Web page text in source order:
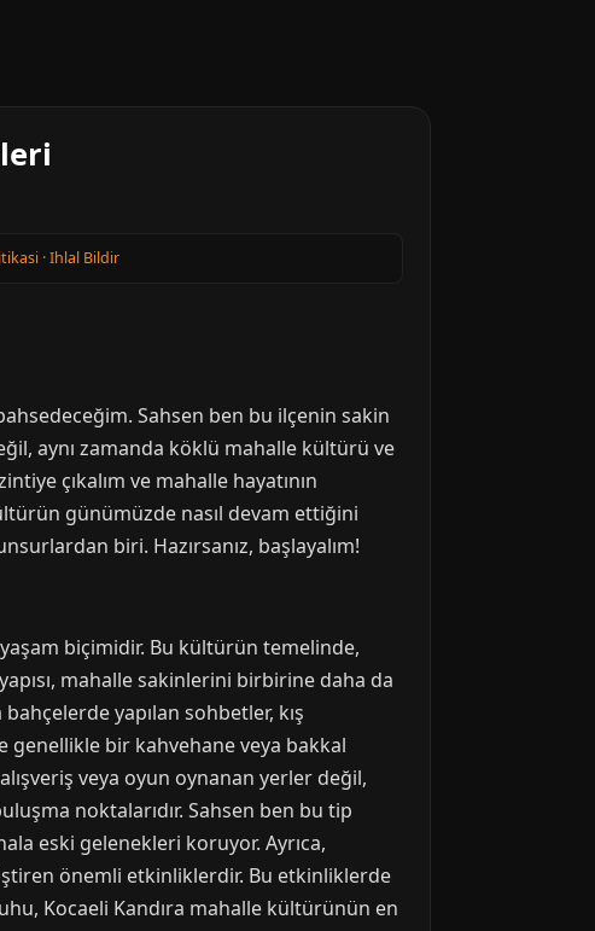
·Ihlal Bildir
Sahsen ben bu ilçenin sakin
aynı zamanda köklü mahalle kültürü ve
çıkalım ve mahalle hayatının
günümüzde nasıl devam ettiğini
biri. Hazırsanız, başlayalım!
biçimidir. Bu kültürün temelinde,
mahalle sakinlerini birbirine daha da
yapılan sohbetler, kış
genellikle bir kahvehane veya bakkal
veya oyun oynanan yerler değil,
noktalarıdır. Sahsen ben bu tip
eski gelenekleri koruyor. Ayrıca,
önemli etkinliklerdir. Bu etkinliklerde
Kocaeli Kandıra mahalle kültürünün en